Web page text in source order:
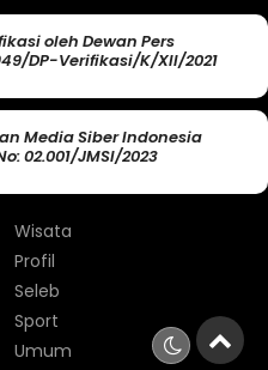
oleh Dewan Pers
DP-Verifikasi/K/XII/2021
Media Siber Indonesia
02.001/JMSI/2023
Wisata
Profil
Seleb
Sport
Umum